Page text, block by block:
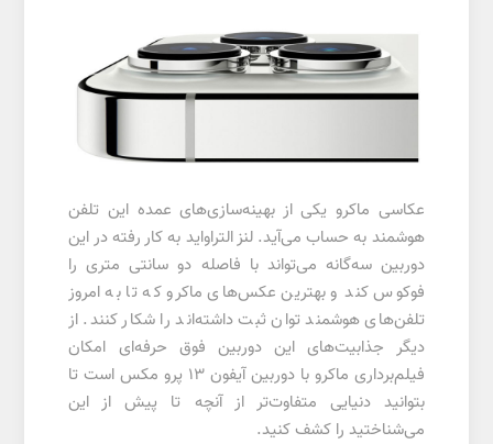
عکاسی ماکرو یکی از بهینه‌سازی‌های عمده این تلفن
هوشمند به حساب می‌آید. لنز التراواید به کار رفته در این
دوربین سه‌گانه می‌تواند با فاصله دو سانتی متری را
فوکوس کند و بهترین عکس‌های ماکرو که تا به امروز
تلفن‌های هوشمند توان ثبت داشته‌اند را شکار کنند. از
دیگر جذابیت‌های این دوربین فوق حرفه‌ای امکان
فیلم‌برداری ماکرو با دوربین آیفون ۱۳ پرو مکس است تا
بتوانید دنیایی متفاوت‌تر از آنچه تا پیش از این
می‌شناختید را کشف کنید.